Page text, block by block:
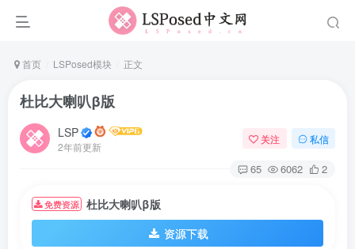
首页 LSPosed模块 正文
杜比大喇叭β版
LSP
2年前更新
关注 私信
65 6062 2
免费资源 杜比大喇叭β版
资源下载